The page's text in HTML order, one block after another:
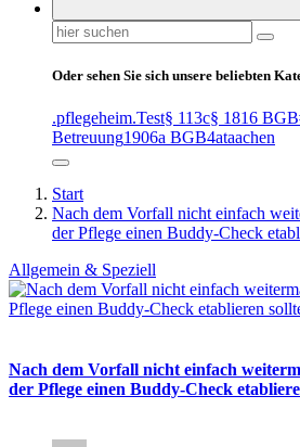
Suchen
nach:
Oder sehen Sie sich unsere beliebten
.pflegeheim.Test§ 113c§ 1816 BGB
Betreuung1906a BGB4ataachen
Start
Nach dem Vorfall nicht einfach
der Pflege einen Buddy-Check
Allgemein & Speziell
Nach dem Vorfall nicht einfach
der Pflege einen Buddy-Check